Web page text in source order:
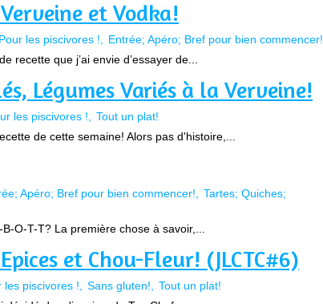
et Vodka!
Pour les piscivores !
Entrée; Apéro; Bref pour bien commencer!
recette que j’ai envie d’essayer de...
Légumes Variés à la Verveine!
les piscivores !
Tout un plat!
de cette semaine! Alors pas d'histoire,...
Apéro; Bref pour bien commencer!
Tartes; Quiches;
O-T-T? La première chose à savoir,...
et Chou-Fleur! (JLCTC#6)
les piscivores ! Sans gluten!
Tout un plat!